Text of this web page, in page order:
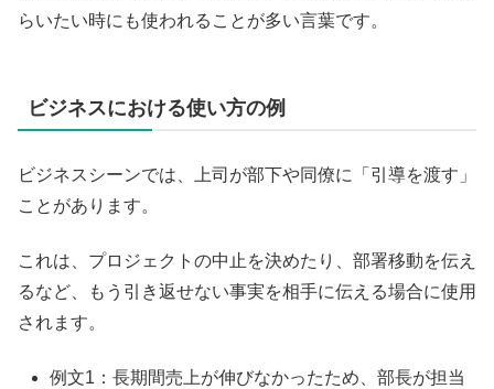
らいたい時にも使われることが多い言葉です。
ビジネスにおける使い方の例
ビジネスシーンでは、上司が部下や同僚に「引導を渡す」
ことがあります。
これは、プロジェクトの中止を決めたり、部署移動を伝え
るなど、もう引き返せない事実を相手に伝える場合に使用
されます。
例文1：長期間売上が伸びなかったため、部長が担当